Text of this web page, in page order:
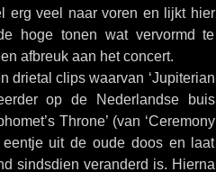
erg veel naar voren en lijkt hier
hoge tonen wat vervormd te
afbreuk aan het concert.
drietal clips waarvan ‘Jupiterian
op de Nederlandse buis
Throne’ (van ‘Ceremony
eentje uit de oude doos en laat
sindsdien veranderd is. Hierna